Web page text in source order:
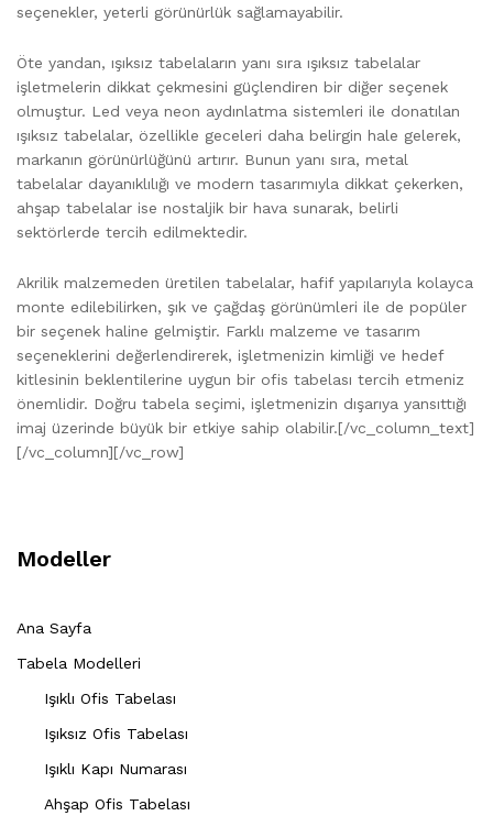
seçenekler, yeterli görünürlük sağlamayabilir.
Öte yandan, ışıksız tabelaların yanı sıra ışıksız tabelalar
işletmelerin dikkat çekmesini güçlendiren bir diğer seçenek
olmuştur. Led veya neon aydınlatma sistemleri ile donatılan
ışıksız tabelalar, özellikle geceleri daha belirgin hale gelerek,
markanın görünürlüğünü artırır. Bunun yanı sıra, metal
tabelalar dayanıklılığı ve modern tasarımıyla dikkat çekerken,
ahşap tabelalar ise nostaljik bir hava sunarak, belirli
sektörlerde tercih edilmektedir.
Akrilik malzemeden üretilen tabelalar, hafif yapılarıyla kolayca
monte edilebilirken, şık ve çağdaş görünümleri ile de popüler
bir seçenek haline gelmiştir. Farklı malzeme ve tasarım
seçeneklerini değerlendirerek, işletmenizin kimliği ve hedef
kitlesinin beklentilerine uygun bir ofis tabelası tercih etmeniz
önemlidir. Doğru tabela seçimi, işletmenizin dışarıya yansıttığı
imaj üzerinde büyük bir etkiye sahip olabilir.[/vc_column_text]
[/vc_column][/vc_row]
Modeller
Ana Sayfa
Tabela Modelleri
Işıklı Ofis Tabelası
Işıksız Ofis Tabelası
Işıklı Kapı Numarası
Ahşap Ofis Tabelası